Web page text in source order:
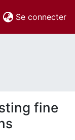
Se connecter
fine